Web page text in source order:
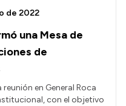
una Mesa de
de
de 2022
en General Roca
con el objetivo